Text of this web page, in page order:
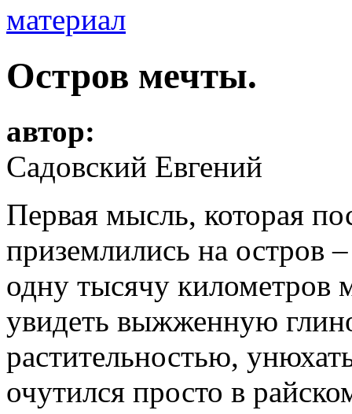
Остров мечты.
автор:
Садовский Евгений
Первая мысль, которая
приземлились на остров
одну тысячу километров
увидеть выжженную
растительностью,
очутился просто в